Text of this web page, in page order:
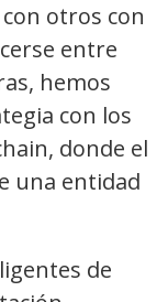
otros con
entre
hemos
con los
donde el
una entidad
de